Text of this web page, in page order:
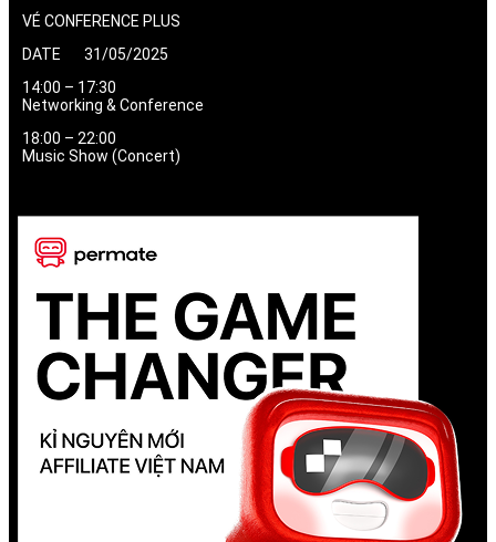
VÉ CONFERENCE PLUS
DATE 31/05/2025
14:00 – 17:30
Networking & Conference
18:00 – 22:00
Music Show (Concert)